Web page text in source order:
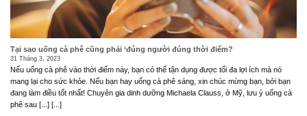
Tại sao uống cà phê cũng phải ‘đúng người đúng thời điểm?
31 Tháng 3, 2023
Nếu uống cà phê vào thời điểm này, bạn có thể tận dụng được tối đa lợi ích mà nó
mang lại cho sức khỏe. Nếu bạn hay uống cà phê sáng, xin chúc mừng bạn, bởi bạn
đang làm điều tốt nhất! Chuyên gia dinh dưỡng Michaela Clauss, ở Mỹ, lưu ý uống cà
phê sau [...] [...]